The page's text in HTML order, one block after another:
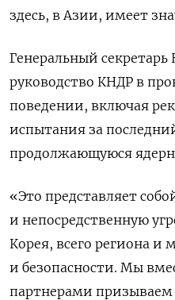
здесь, в Азии, имеет
Генеральный
руководство КНДР в
поведении, включая
испытания за
продолжающуюся
«Это представляет
и непосредственную
Корея, всего региона и
и безопасности. Мы
партнерами призываем